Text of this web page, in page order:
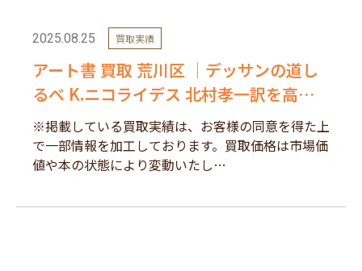
2025.08.25 買取実績
アート書 買取 荒川区 ｜デッサンの道し
るべ K.ニコライデス 北村孝一訳を高価
買取しました。
※掲載している買取実績は、お客様の同意を得た上
で一部情報を加工しております。買取価格は市場価
値や本の状態により変動いたし…